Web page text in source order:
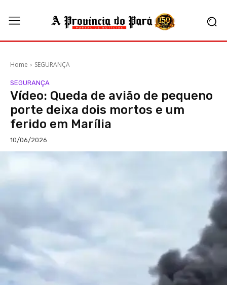
Home SEGURANÇA
SEGURANÇA
Vídeo: Queda de avião de pequeno
porte deixa dois mortos e um
ferido em Marília
10/06/2026